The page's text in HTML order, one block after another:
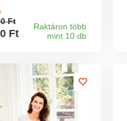
zsebekkel.
kb. 75 cm, 30°C-
Ft
Ft
Raktáron több
mint 10 db